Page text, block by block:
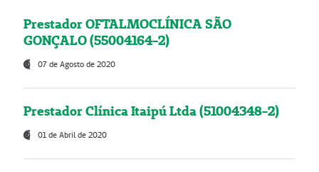
Prestador OFTALMOCLÍNICA SÃO
GONÇALO (55004164-2)
07 de Agosto de 2020
Prestador Clínica Itaipú Ltda (51004348-2)
01 de Abril de 2020